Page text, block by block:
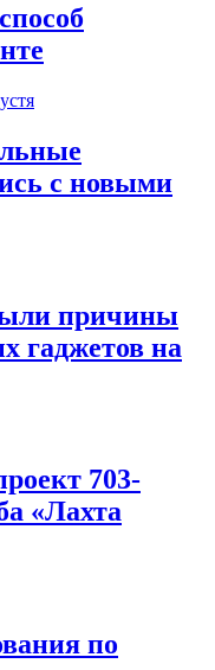
с новыми
причины
гаджетов на
703-
«Лахта
по